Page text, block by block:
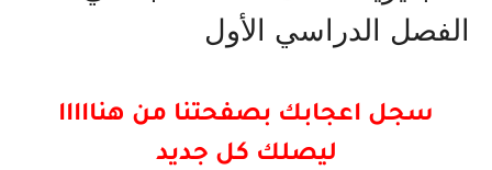
الفصل الدراسي الأول
سجل اعجابك بصفحتنا من هنااااا
ليصلك كل جديد